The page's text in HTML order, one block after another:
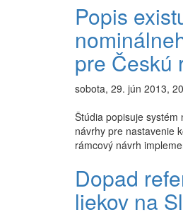
Popis
pre Českú
sobota, 29. jún 2013,
Štúdia popisuje
návrhy pre nastavenie
rámcový návrh
Dopad
liekov na